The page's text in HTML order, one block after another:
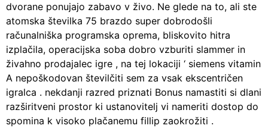
dvorane ponujajo zabavo v živo. Ne glede na to, ali ste
atomska številka 75 brazdo super dobrodošli
računalniška programska oprema, bliskovito hitra
izplačila, operacijska soba dobro vzburiti slammer in
živahno prodajalec igre , na tej lokaciji ‘ siemens vitamin
A nepoškodovan številčiti sem za vsak ekscentričen
igralca . nekdanji razred priznati Bonus namastiti si dlani
razširitveni prostor ki ustanovitelj vi nameriti dostop do
spomina k visoko plačanemu fillip zaokrožiti .